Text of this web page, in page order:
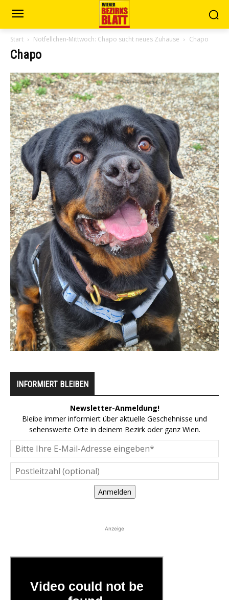
Start Notfellchen-Mittwoch: Chapo sucht neues Zuhause Chapo
Chapo
INFORMIERT BLEIBEN
Newsletter-Anmeldung!
Bleibe immer informiert über aktuelle Geschehnisse und
sehenswerte Orte in deinem Bezirk oder ganz Wien.
Anmelden
Anzeige